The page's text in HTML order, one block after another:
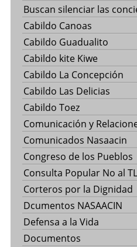
Buscan silenciar las
Cabildo Canoas
Cabildo Guadualito
Cabildo kite Kiwe
Cabildo La Concepción
Cabildo Las Delicias
Cabildo Toez
Comunicación y
Comunicados Nasaacin
Congreso de los Pueblos
Consulta Popular No al
Corteros por la Dignidad
Dcumentos NASAACIN
Defensa a la Vida
Documentos